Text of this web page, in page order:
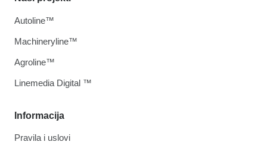
Informacija
Pravila i uslovi
Autoline™
Machineryline™
Agroline™
Linemedia Digital ™